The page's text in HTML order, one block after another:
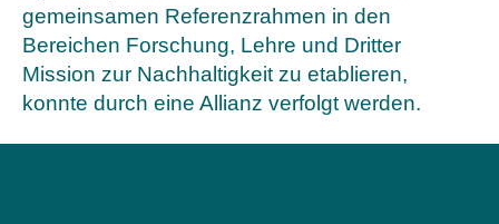
gemeinsamen Referenzrahmen in den
Bereichen Forschung, Lehre und Dritter
Mission zur Nachhaltigkeit zu etablieren,
konnte durch eine Allianz verfolgt werden.